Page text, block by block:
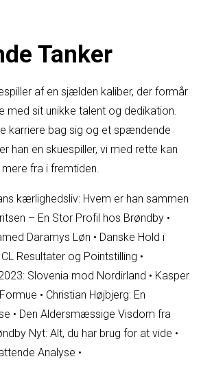
Tanker
af en sjælden kaliber, der formår
med sit unikke talent og dedikation.
karriere bag sig og et spændende
han en skuespiller, vi med rette kan
fra i fremtiden.
kærlighedsliv: Hvem er han sammen
– En Stor Profil hos Brøndby •
Daramys Løn • Danske Hold i
Resultater og Pointstilling •
Slovenia mod Nordirland • Kasper
• Christian Højbjerg: En
• Den Aldersmæssige Visdom fra
Nyt: Alt, du har brug for at vide •
Analyse •